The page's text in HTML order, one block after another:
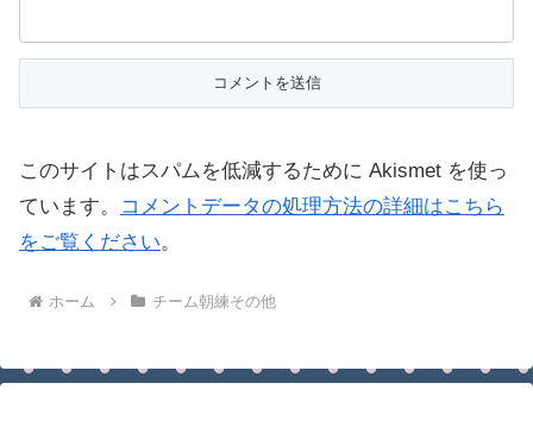
このサイトはスパムを低減するために Akismet を使っ
ています。
コメントデータの処理方法の詳細はこちら
をご覧ください。
ホーム チーム朝練その他